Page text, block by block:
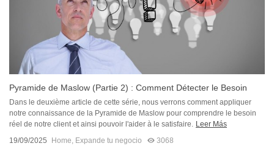
Pyramide de Maslow (Partie 2) : Comment Détecter le Besoin
Réel de...
Dans le deuxième article de cette série, nous verrons comment appliquer
notre connaissance de la Pyramide de Maslow pour comprendre le besoin
réel de notre client et ainsi pouvoir l'aider à le satisfaire. Leer Más
19/09/2025
Home, Expande tu negocio 3068